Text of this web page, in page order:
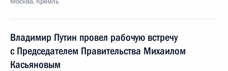
Владимир Путин провел рабочую встречу
с Председателем Правительства Михаилом
Касьяновым